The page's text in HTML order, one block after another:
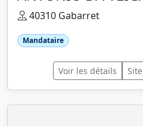
40310 Gabarret
Mandataire
Voir les détails